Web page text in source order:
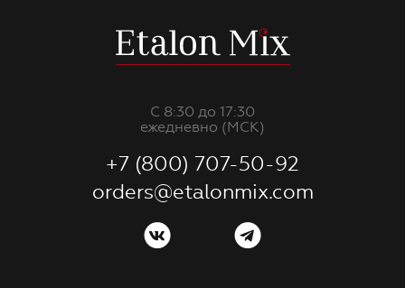
С 8:30 до 17:30
ежедневно (МСК)
+7 (800) 707-50-92
orders@etalonmix.com